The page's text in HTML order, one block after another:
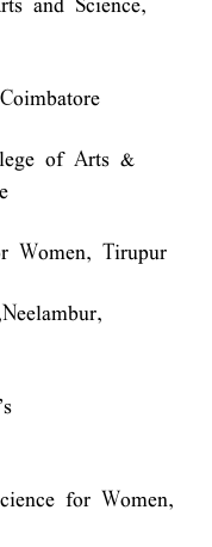
and Science,
of Arts &
Women, Tirupur
for Women,